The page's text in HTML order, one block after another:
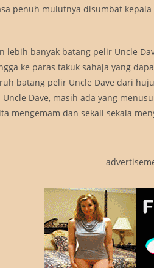
penuh mulutnya disumbat
lebih banyak batang pelir Uncle
ke paras takuk sahaja yang
batang pelir Uncle Dave dari
Dave, masih ada yang
mengemam dan sekali sekala